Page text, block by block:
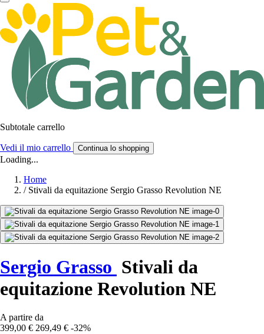
Subtotale carrello
Vedi il mio carrello Continua lo shopping
Loading...
Home
/ Stivali da equitazione Sergio Grasso Revolution NE
Sergio Grasso Stivali da
equitazione Revolution NE
A partire da
399,00 € 269,49 € -32%